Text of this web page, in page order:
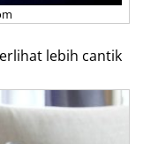
lebih cantik